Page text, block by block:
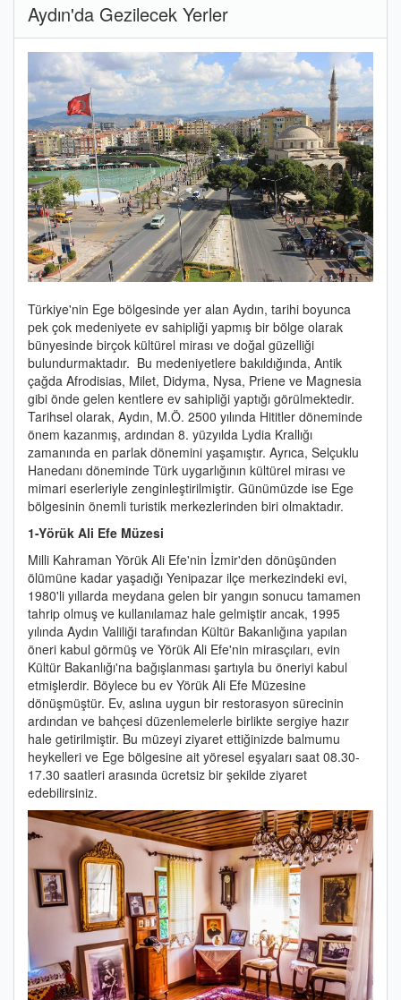
Aydın'da Gezilecek Yerler
Türkiye'nin Ege bölgesinde yer alan Aydın, tarihi boyunca
pek çok medeniyete ev sahipliği yapmış bir bölge olarak
bünyesinde birçok kültürel mirası ve doğal güzelliği
bulundurmaktadır. Bu medeniyetlere bakıldığında, Antik
çağda Afrodisias, Milet, Didyma, Nysa, Priene ve Magnesia
gibi önde gelen kentlere ev sahipliği yaptığı görülmektedir.
Tarihsel olarak, Aydın, M.Ö. 2500 yılında Hititler döneminde
önem kazanmış, ardından 8. yüzyılda Lydia Krallığı
zamanında en parlak dönemini yaşamıştır. Ayrıca, Selçuklu
Hanedanı döneminde Türk uygarlığının kültürel mirası ve
mimari eserleriyle zenginleştirilmiştir. Günümüzde ise Ege
bölgesinin önemli turistik merkezlerinden biri olmaktadır.
1-Yörük Ali Efe Müzesi
Milli Kahraman Yörük Ali Efe'nin İzmir'den dönüşünden
ölümüne kadar yaşadığı Yenipazar ilçe merkezindeki evi,
1980'li yıllarda meydana gelen bir yangın sonucu tamamen
tahrip olmuş ve kullanılamaz hale gelmiştir ancak, 1995
yılında Aydın Valiliği tarafından Kültür Bakanlığına yapılan
öneri kabul görmüş ve Yörük Ali Efe'nin mirasçıları, evin
Kültür Bakanlığı'na bağışlanması şartıyla bu öneriyi kabul
etmişlerdir. Böylece bu ev Yörük Ali Efe Müzesine
dönüşmüştür. Ev, aslına uygun bir restorasyon sürecinin
ardından ve bahçesi düzenlemelerle birlikte sergiye hazır
hale getirilmiştir. Bu müzeyi ziyaret ettiğinizde balmumu
heykelleri ve Ege bölgesine ait yöresel eşyaları saat 08.30-
17.30 saatleri arasında ücretsiz bir şekilde ziyaret
edebilirsiniz.